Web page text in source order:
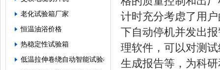
老化试验箱厂家
恒温油浴价格
热稳定性试验箱
低温拉伸卷绕自动智能试验机
计时充分考虑了用
下自动停机并发出
理软件，可以对测
生成报告等，为科